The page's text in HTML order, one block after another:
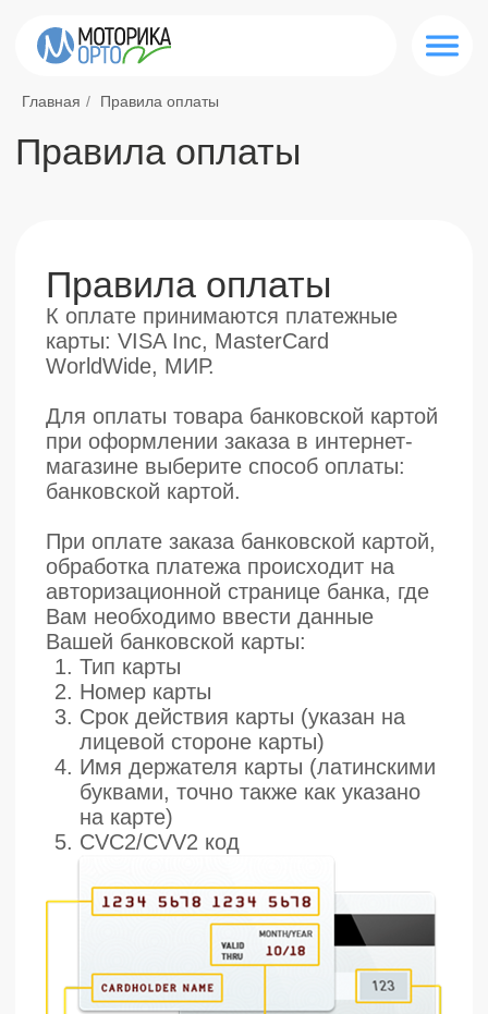
Главная / Правила оплаты
Правила оплаты
Для оплаты товара банковской картой
при оформлении заказа в интернет-
магазине выберите способ оплаты:
банковской картой.
обработка платежа происходит на
авторизационной странице банка, где
Вам необходимо ввести данные
Вашей банковской карты:
Тип карты
Номер карты
Имя держателя карты (латинскими
буквами, точно также как указано
на карте)
CVC2/CVV2 код
Если Ваша карта подключена к услуге
3D-Secure, Вы будете автоматически
переадресованы на страницу банка,
выпустившего карту, для прохождения
Информацию о правилах и методах
дополнительной идентификации
уточняйте в Банке, выдавшем Вам
Безопасность обработки интернет-
платежей через платежный шлюз